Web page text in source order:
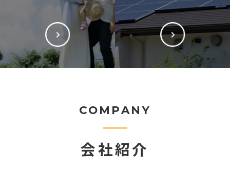
COMPANY
会社紹介